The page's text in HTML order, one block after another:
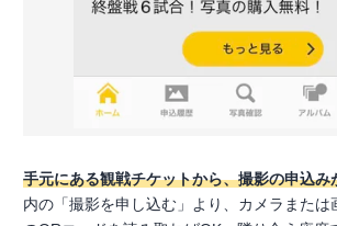
手元にある観戦チケットから、撮影の申込み
内の「撮影を申し込む」より、カメラまたは